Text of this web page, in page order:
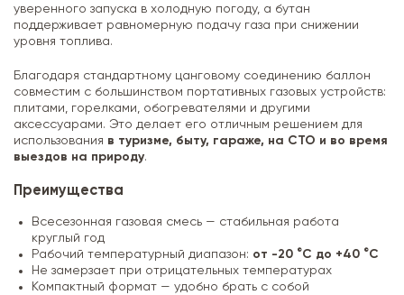
уверенного запуска в холодную погоду, а бутан
поддерживает равномерную подачу газа при снижении
уровня топлива.
Благодаря стандартному цанговому соединению баллон
совместим с большинством портативных газовых устройств:
плитами, горелками, обогревателями и другими
аксессуарами. Это делает его отличным решением для
использования в туризме, быту, гараже, на СТО и во время
выездов на природу.
Преимущества
Всесезонная газовая смесь — стабильная работа
круглый год
Рабочий температурный диапазон: от -20 °C до +40 °C
Не замерзает при отрицательных температурах
Компактный формат — удобно брать с собой